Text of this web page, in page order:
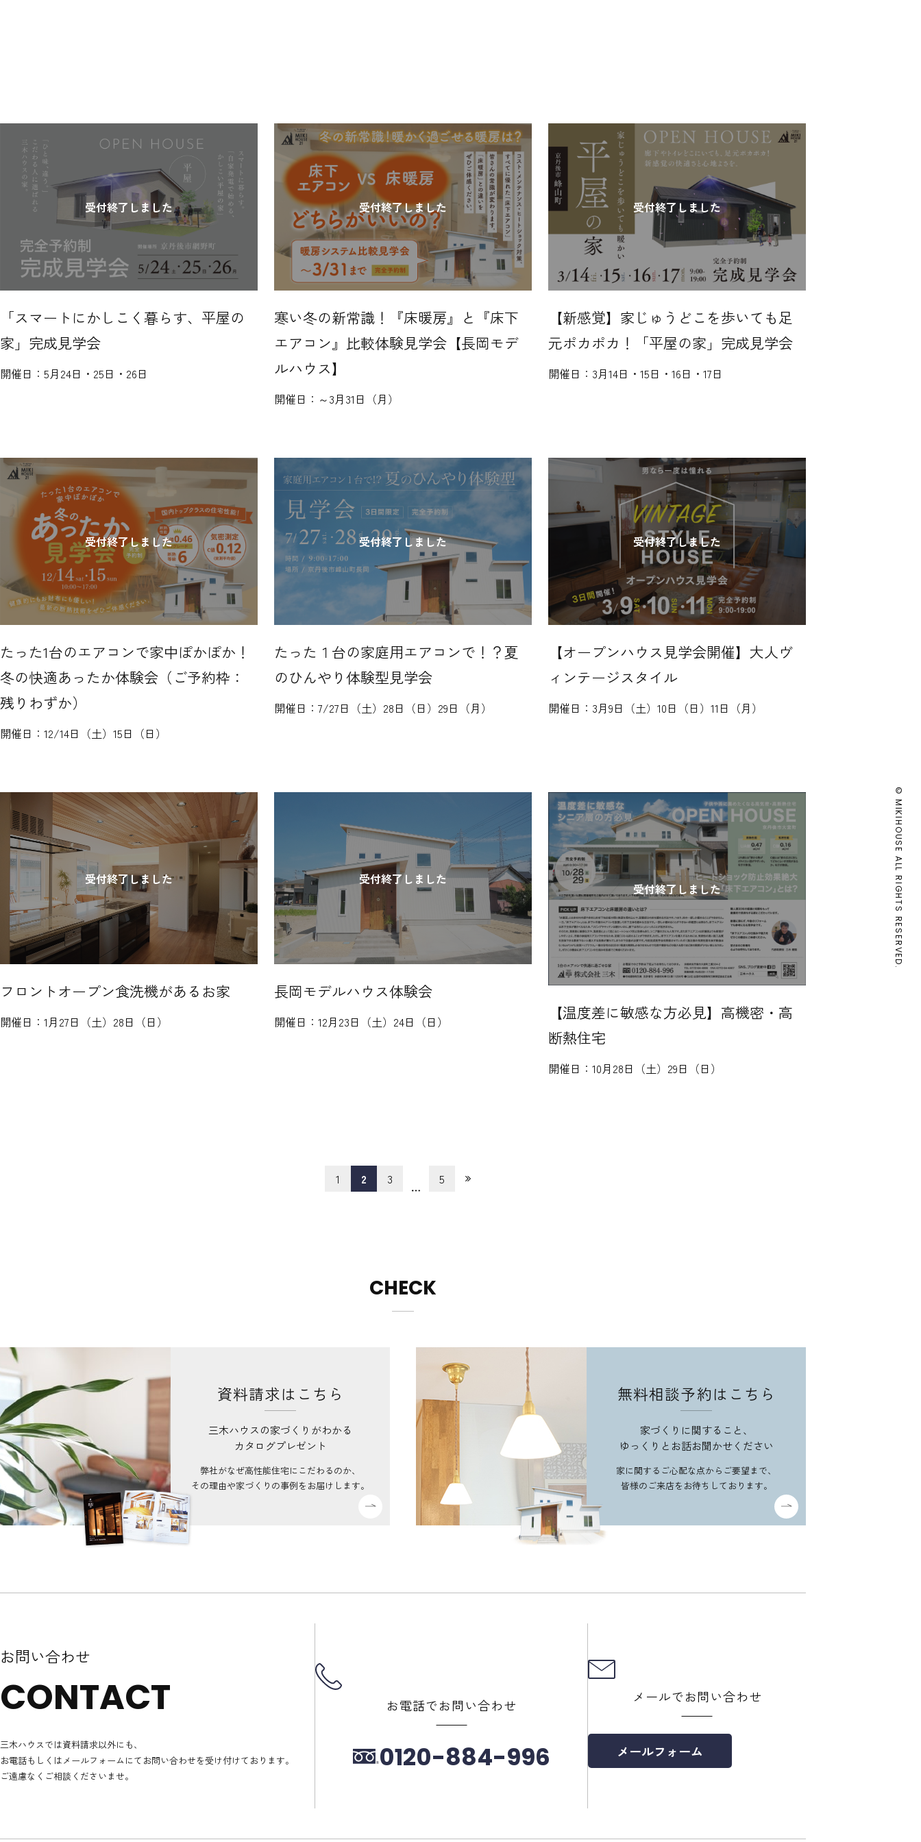
「スマートにかしこく暮らす、平屋の
家」完成見学会
開催日： 5月24日・25日・26日
寒い冬の新常識！『床暖房』と『床下
エアコン』比較体験見学会【長岡モデ
ルハウス】
開催日： ～3月31日（月）
【新感覚】家じゅうどこを歩いても足
元ポカポカ！「平屋の家」完成見学会
開催日： 3月14日・15日・16日・17日
たった1台のエアコンで家中ぽかぽか！
冬の快適あったか体験会（ご予約枠：
残りわずか）
開催日： 12/14日（土）15日（日）
たった１台の家庭用エアコンで！？夏
のひんやり体験型見学会
開催日：7/27日（土）28日（日）29日（月）
【オープンハウス見学会開催】大人ヴ
ィンテージスタイル
開催日： 3月9日（土）10日（日）11日（月）
フロントオープン食洗機があるお家
開催日： 1月27日（土）28日（日）
長岡モデルハウス体験会
開催日：12月23日（土）24日（日）
【温度差に敏感な方必見】高機密・高
断熱住宅
開催日：10月28日（土）29日（日）
1 2 3 5
CHECK
資料請求はこちら
三木ハウスの家づくりがわかる
カタログプレゼント
弊社がなぜ高性能住宅にこだわるのか、
その理由や家づくりの事例をお届けします。
無料相談予約はこちら
家づくりに関すること、
ゆっくりとお話お聞かせください
家に関するご心配な点からご要望まで、
皆様のご来店をお待ちしております。
お問い合わせ
CONTACT
三木ハウスでは資料請求以外にも、
お電話もしくはメールフォームにてお問い合わせを受け付けております。
ご遠慮なくご相談くださいませ。
お電話でお問い合わせ
0120-884-996
メールでお問い合わせ
メールフォーム
© MIKIHOUSE ALL RIGHTS RESERVED.